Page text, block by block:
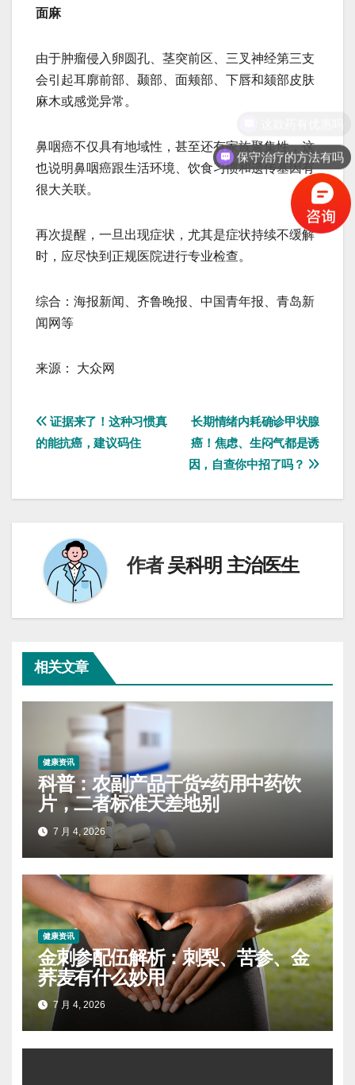
面麻
由于肿瘤侵入卵圆孔、茎突前区、三叉神经第三支
会引起耳廓前部、颞部、面颊部、下唇和颏部皮肤
麻木或感觉异常。
鼻咽癌不仅具有地域性，甚至还有家族聚集性，这
也说明鼻咽癌跟生活环境、饮食习惯和遗传基因有
很大关联。
再次提醒，一旦出现症状，尤其是症状持续不缓解
时，应尽快到正规医院进行专业检查。
综合：海报新闻、齐鲁晚报、中国青年报、青岛新
闻网等
来源： 大众网
文
章
导
长期情绪内耗确诊甲状腺
癌！焦虑、生闷气都是诱
因，自查你中招了吗？
证据来了！这种习惯真
的能抗癌，建议码住
作者吴科明 主治医生
相关文章
健康资讯
科普：农副产品干货≠药用中药饮
片，二者标准天差地别
7 月 4, 2026
健康资讯
金刺参配伍解析：刺梨、苦参、金
荞麦有什么妙用
7 月 4, 2026
保守治疗的方法有吗